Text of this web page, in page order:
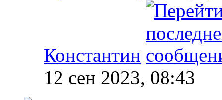
Константин
12 сен 2023, 08:43